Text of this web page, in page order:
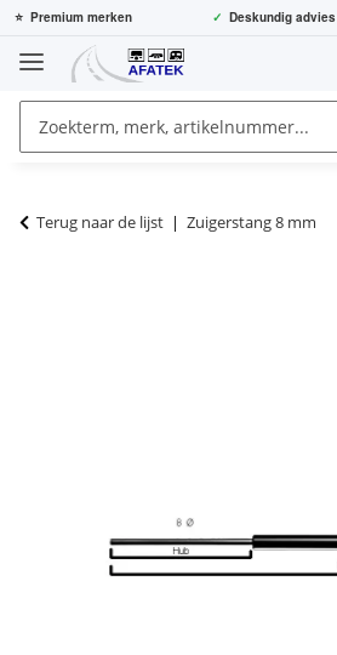
⭐ Premium merken ✓ Deskundig advies
Terug naar de lijst Zuigerstang 8 mm